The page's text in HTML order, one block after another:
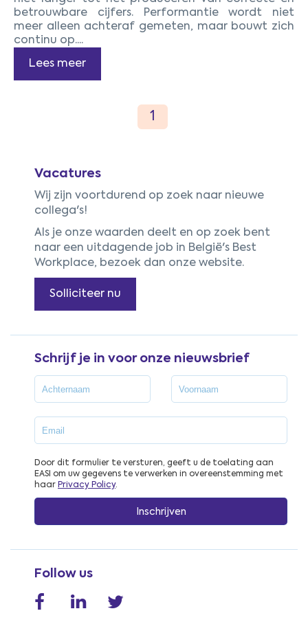
betrouwbare cijfers. Performantie wordt niet
meer alleen achteraf gemeten, maar bouwt zich
continu op....
Lees meer
Vacatures
Wij zijn voortdurend op zoek naar nieuwe
collega's!
Als je onze waarden deelt en op zoek bent
naar een uitdagende job in België's Best
Workplace, bezoek dan onze website.
Solliciteer nu
Schrijf je in voor onze nieuwsbrief
Door dit formulier te versturen, geeft u de toelating aan
EASI om uw gegevens te verwerken in overeenstemming met
haar Privacy Policy.
Follow us